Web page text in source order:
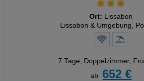
Social Media Cookies
Erweiterte Einstellungen
Ort: Lissabon
Lissabon & Umgebung,
7 Tage, Doppelzimmer,
ab
652 €